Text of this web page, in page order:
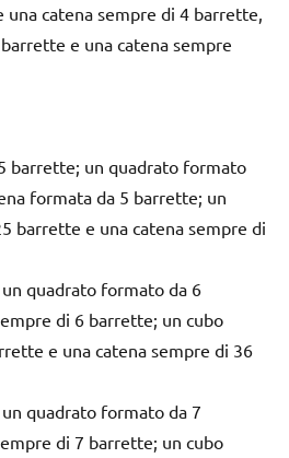
catena sempre di 4 barrette,
e una catena sempre
barrette; un quadrato formato
formata da 5 barrette; un
barrette e una catena sempre di
quadrato formato da 6
di 6 barrette; un cubo
e una catena sempre di 36
quadrato formato da 7
di 7 barrette; un cubo